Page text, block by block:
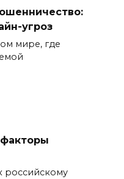
угроз
мире, где
российскому